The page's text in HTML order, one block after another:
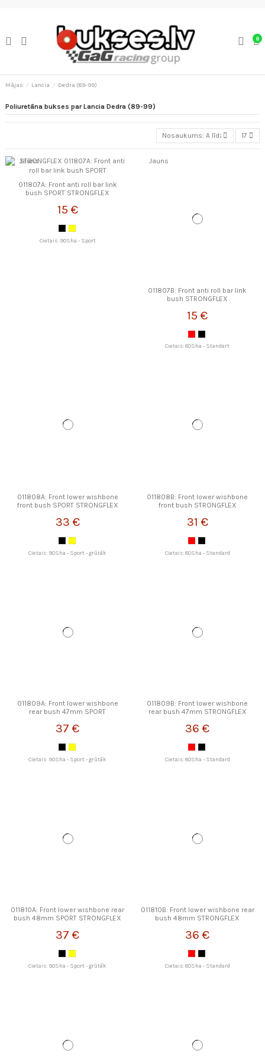
0
Mājas Lancia Dedra (89-99)
Poliuretāna bukses par Lancia Dedra (89-99)
Nosaukums: A līdz Z 17
Jauns
011807A: Front anti roll bar link
bush SPORT STRONGFLEX
15 €
Cietais: 90Sha - Sport
Jauns
011807B: Front anti roll bar link
bush STRONGFLEX
15 €
Cietais: 80Sha - Standart
011808A: Front lower wishbone
front bush SPORT STRONGFLEX
33 €
Cietais: 90Sha - Sport - grūtāk
011808B: Front lower wishbone
front bush STRONGFLEX
31 €
Cietais: 80Sha - Standard
011809A: Front lower wishbone
rear bush 47mm SPORT
37 €
Cietais: 90Sha - Sport - grūtāk
011809B: Front lower wishbone
rear bush 47mm STRONGFLEX
36 €
Cietais: 80Sha - Standard
011810A: Front lower wishbone rear
bush 48mm SPORT STRONGFLEX
37 €
Cietais: 90Sha - Sport - grūtāk
011810B: Front lower wishbone rear
bush 48mm STRONGFLEX
36 €
Cietais: 80Sha - Standard